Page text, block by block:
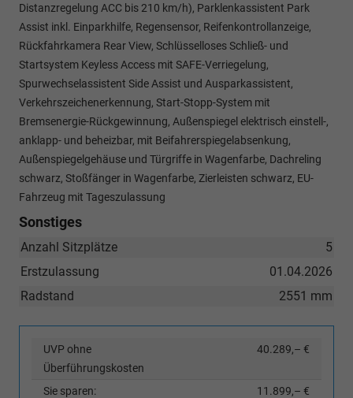
Distanzregelung ACC bis 210 km/h), Parklenkassistent Park
Assist inkl. Einparkhilfe, Regensensor, Reifenkontrollanzeige,
Rückfahrkamera Rear View, Schlüsselloses Schließ- und
Startsystem Keyless Access mit SAFE-Verriegelung,
Spurwechselassistent Side Assist und Ausparkassistent,
Verkehrszeichenerkennung, Start-Stopp-System mit
Bremsenergie-Rückgewinnung, Außenspiegel elektrisch einstell-,
anklapp- und beheizbar, mit Beifahrerspiegelabsenkung,
Außenspiegelgehäuse und Türgriffe in Wagenfarbe, Dachreling
schwarz, Stoßfänger in Wagenfarbe, Zierleisten schwarz, EU-
Fahrzeug mit Tageszulassung
Sonstiges
5
Anzahl Sitzplätze
01.04.2026
Erstzulassung
2551 mm
Radstand
UVP ohne
Überführungskosten
40.289,– €
Sie sparen:
11.899,– €